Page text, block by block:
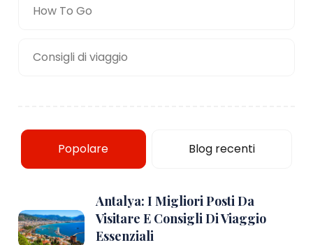
How To Go
Consigli di viaggio
Popolare Blog recenti
Antalya: I Migliori Posti Da
Visitare E Consigli Di Viaggio
Essenziali